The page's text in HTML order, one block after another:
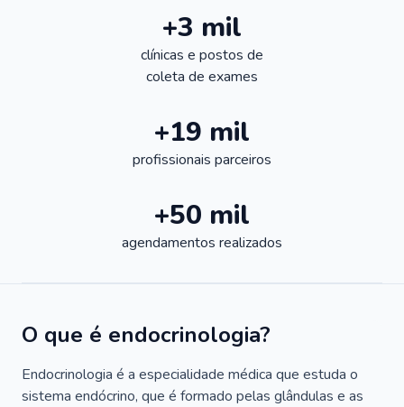
+3 mil
clínicas e postos de
coleta de exames
+19 mil
profissionais parceiros
+50 mil
agendamentos realizados
O que é endocrinologia?
Endocrinologia é a especialidade médica que estuda o
sistema endócrino, que é formado pelas glândulas e as